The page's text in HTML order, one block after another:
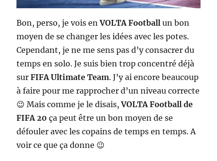
Bon, perso, je vois enVOLTA Football un bon
moyen de se changer les idées avec les potes.
Cependant, je ne me sens pas d’y consacrer du
temps en solo. Je suis bien trop concentré déjà
surFIFA Ultimate Team. J’y ai encore beaucoup
à faire pour me rapprocher d’un niveau correcte
😉 Mais comme je le disais,VOLTA Football de
FIFA 20ça peut être un bon moyen de se
défouler avec les copains de temps en temps. A
voir ce que ça donne 😉